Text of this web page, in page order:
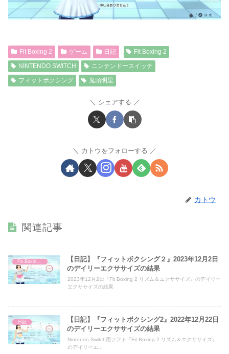
Fit Boxing 2 ゲーム 日記
Fit Boxing 2
NINTENDO SWITCH
ニンテンドースイッチ
フィットボクシング
鬼頭明里
シェアする
カトウをフォローする
カトウ
関連記事
Fit Boxing 2
【日記】『フィットボクシング２』2023年12月2日
のデイリーエクササイズの結果
2023年12月2日『Fit Boxing 2 リズム＆エクササイズ』のデイリー
エクササイズの結果
日記
【日記】『フィットボクシング2』2022年12月22日
のデイリーエクササイズの結果
Nintendo Switch用ソフト『Fit Boxing 2 リズム＆エクササイズ』
のデイリーエ...